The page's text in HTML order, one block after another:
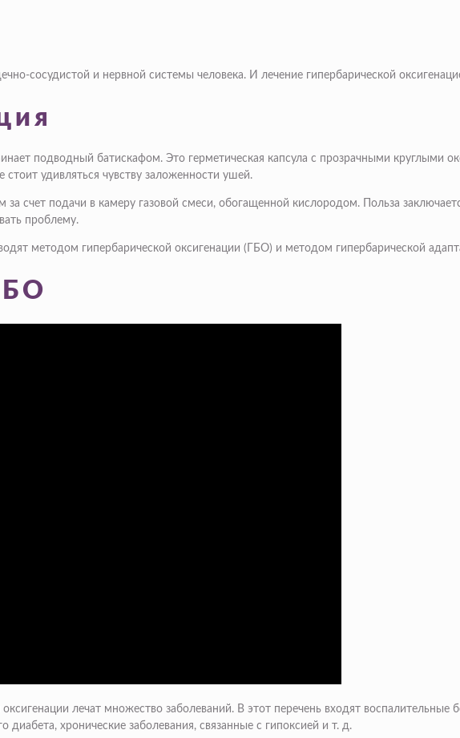
сосудистой и нервной системы человека. И лечение гипербарической
подводный батискафом. Это герметическая капсула с прозрачными круглыми
удивляться чувству заложенности ушей.
счет подачи в камеру газовой смеси, обогащенной кислородом. Польза
проблему.
методом гипербарической оксигенации (ГБО) и методом гипербарической
лечат множество заболеваний. В этот перечень входят
хронические заболевания, связанные с гипоксией и т. д.